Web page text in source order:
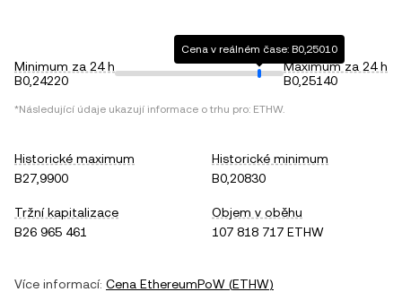
Minimum za 24 h
B0,24220
Cena v reálném čase: B0,25010
Maximum za 24 h
B0,25140
*Následující údaje ukazují informace o trhu pro: ETHW.
Historické maximum
B27,9900
Historické minimum
B0,20830
Tržní kapitalizace
B26 965 461
Objem v oběhu
107 818 717 ETHW
Více informací: Cena EthereumPoW (ETHW)